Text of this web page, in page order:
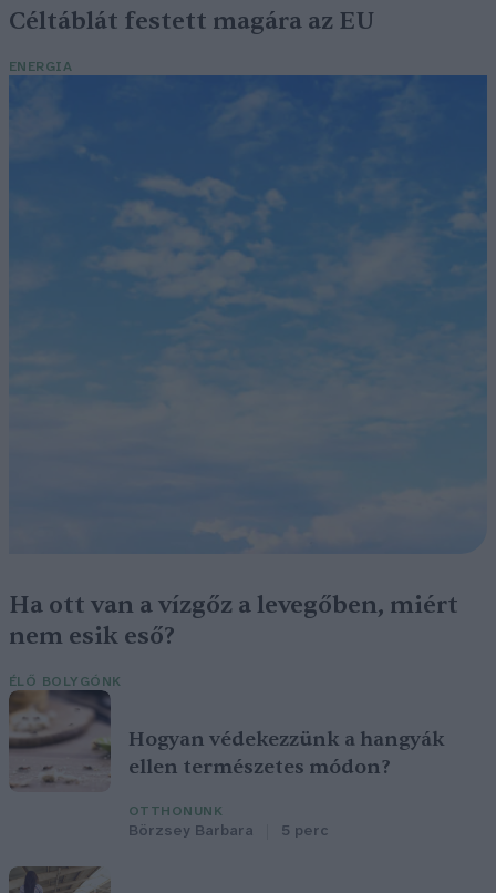
Céltáblát festett magára az EU
ENERGIA
Ha ott van a vízgőz a levegőben, miért
nem esik eső?
ÉLŐ BOLYGÓNK
Hogyan védekezzünk a hangyák
ellen természetes módon?
OTTHONUNK
Börzsey Barbara 5 perc